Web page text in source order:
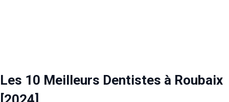
Les 10 Meilleurs Dentistes à Roubaix